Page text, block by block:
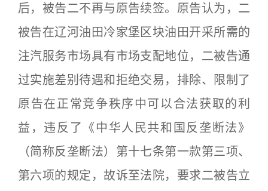
后，被告二不再与原告续签。原告认为，二
被告在辽河油田冷家堡区块油田开采所需的
注汽服务市场具有市场支配地位，二被告通
过实施差别待遇和拒绝交易，排除、限制了
原告在正常竞争秩序中可以合法获取的利
益，违反了《中华人民共和国反垄断法》
（简称反垄断法）第十七条第一款第三项、
第六项的规定，故诉至法院，要求二被告立